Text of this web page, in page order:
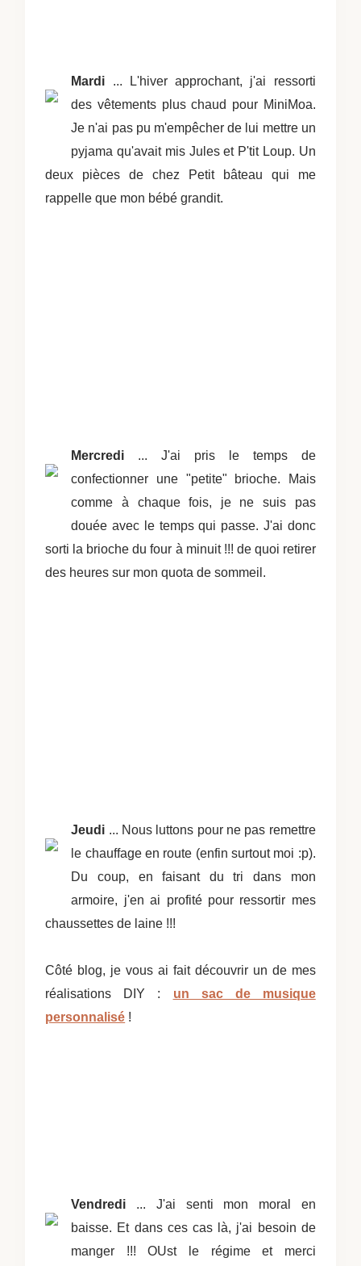
Mardi ... L'hiver approchant, j'ai ressorti
des vêtements plus chaud pour MiniMoa.
Je n'ai pas pu m'empêcher de lui mettre un
pyjama qu'avait mis Jules et P'tit Loup. Un
deux pièces de chez Petit bâteau qui me
rappelle que mon bébé grandit.
Mercredi ... J'ai pris le temps de
confectionner une "petite" brioche. Mais
comme à chaque fois, je ne suis pas
douée avec le temps qui passe. J'ai donc
sorti la brioche du four à minuit !!! de quoi retirer
des heures sur mon quota de sommeil.
Jeudi ... Nous luttons pour ne pas remettre
le chauffage en route (enfin surtout moi :p).
Du coup, en faisant du tri dans mon
armoire, j'en ai profité pour ressortir mes
chaussettes de laine !!!
Côté blog, je vous ai fait découvrir un de mes
réalisations DIY : un sac de musique
personnalisé !
Vendredi ... J'ai senti mon moral en
baisse. Et dans ces cas là, j'ai besoin de
manger !!! OUst le régime et merci